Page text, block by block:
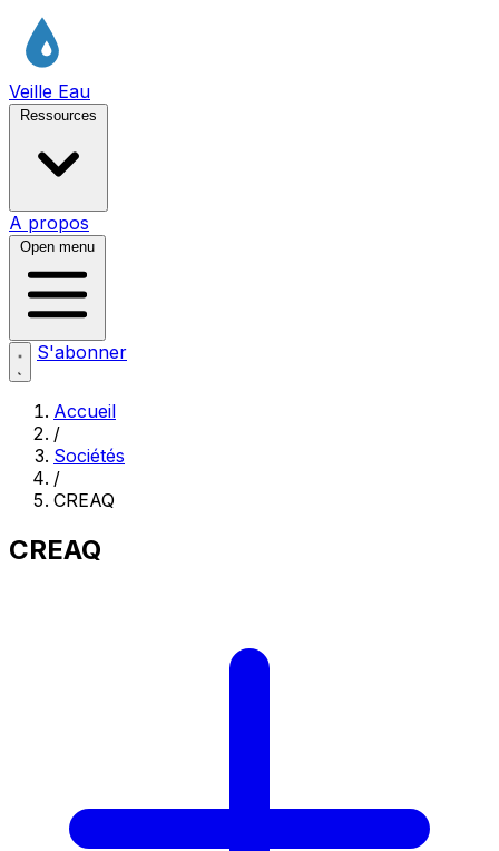
Veille Eau
Ressources
A propos
Open menu
S'abonner
Accueil
/
Sociétés
/
CREAQ
CREAQ